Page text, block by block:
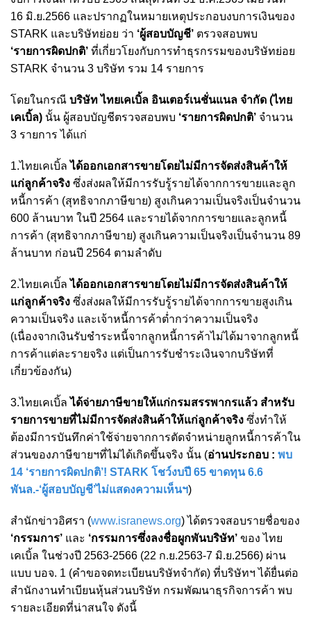
16 มิ.ย.2566 และปรากฏในหมายเหตุประกอบงบการเงินของ
STARK และบริษัทย่อย ว่า ‘ผู้สอบบัญชี’ ตรวจสอบพบ
‘รายการผิดปกติ’ ที่เกี่ยวโยงกับการทำธุรกรรมของบริษัทย่อย
STARK จำนวน 3 บริษัท รวม 14 รายการ
โดยในกรณี บริษัท ไทยเคเบิ้ล อินเตอร์เนชั่นแนล จำกัด (ไทย
เคเบิ้ล) นั้น ผู้สอบบัญชีตรวจสอบพบ ‘รายการผิดปกติ’ จำนวน
3 รายการ ได้แก่
1.ไทยเคเบิ้ลได้ออกเอกสารขายโดยไม่มีการจัดส่งสินค้าให้
แก่ลูกค้าจริง ซึ่งส่งผลให้มีการรับรู้รายได้จากการขายและลูก
หนี้การค้า (สุทธิจากภาษีขาย) สูงเกินความเป็นจริงเป็นจำนวน
600 ล้านบาท ในปี 2564 และรายได้จากการขายและลูกหนี้
การค้า (สุทธิจากภาษีขาย) สูงเกินความเป็นจริงเป็นจำนวน 89
ล้านบาท ก่อนปี 2564 ตามลำดับ
2.ไทยเคเบิ้ลได้ออกเอกสารขายโดยไม่มีการจัดส่งสินค้าให้
แก่ลูกค้าจริง ซึ่งส่งผลให้มีการรับรู้รายได้จากการขายสูงเกิน
ความเป็นจริง และเจ้าหนี้การค้าต่ำกว่าความเป็นจริง
(เนื่องจากเงินรับชำระหนี้จากลูกหนี้การค้าไม่ได้มาจากลูกหนี้
การค้าแต่ละรายจริง แต่เป็นการรับชำระเงินจากบริษัทที่
เกี่ยวข้องกัน)
3.ไทยเคเบิ้ลได้จ่ายภาษีขายให้แก่กรมสรรพากรแล้ว สำหรับ
รายการขายที่ไม่มีการจัดส่งสินค้าให้แก่ลูกค้าจริง ซึ่งทำให้
ต้องมีการบันทึกค่าใช้จ่ายจากการตัดจำหน่ายลูกหนี้การค้าใน
ส่วนของภาษีขายฯที่ไม่ได้เกิดขึ้นจริง นั้น (อ่านประกอบ : พบ
14 ‘รายการผิดปกติ’! STARK โชว์งบปี 65 ขาดทุน 6.6
พันล.-‘ผู้สอบบัญชี’ไม่แสดงความเห็นฯ)
สำนักข่าวอิศรา (www.isranews.org) ได้ตรวจสอบรายชื่อของ
‘กรรมการ’ และ ‘กรรมการซึ่งลงชื่อผูกพันบริษัท’ ของ ไทย
เคเบิ้ล ในช่วงปี 2563-2566 (22 ก.ย.2563-7 มิ.ย.2566) ผ่าน
แบบ บอจ. 1 (คำขอจดทะเบียนบริษัทจำกัด) ที่บริษัทฯ ได้ยื่นต่อ
สำนักงานทำเบียนหุ้นส่วนบริษัท กรมพัฒนาธุรกิจการค้า พบ
รายละเอียดที่น่าสนใจ ดังนี้